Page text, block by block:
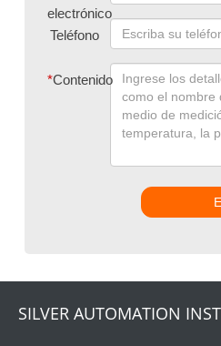
electrónico
Teléfono
*Contenido
SILVER AUTOMATION